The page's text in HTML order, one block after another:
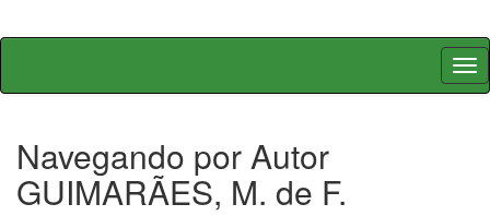
Skip
Navegando por Autor
GUIMARÃES, M. de F.